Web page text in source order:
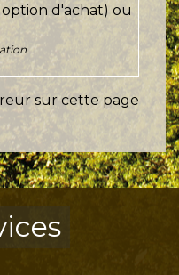
option d'achat) ou
sur cette page